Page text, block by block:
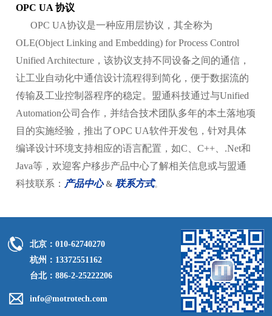
OPC UA 协议
OPC UA协议是一种应用层协议，其全称为
OLE(Object Linking and Embedding) for Process Control
Unified Architecture，该协议支持不同设备之间的通信，
让工业自动化中通信设计流程得到简化，便于数据流的
传输及工业控制器程序的稳定。盟通科技通过与Unified
Automation公司合作，并结合技术团队多年的本土落地项
目的实施经验，推出了OPC UA软件开发包，针对具体
编译设计环境支持相应的语言配置，如C、C++、.Net和
Java等，欢迎客户移步产品中心了解相关信息或与盟通
科技联系： 产品中心 &联系方式。
北京：010-62740270
杭州：13372551162
台北：886-2-25222206
info@motrotech.com